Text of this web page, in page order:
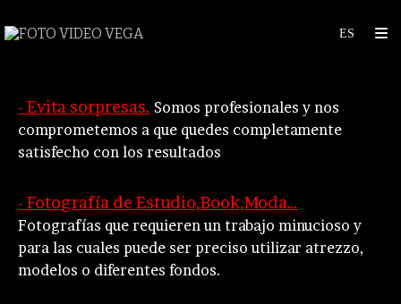
- Evita sorpresas. Somos profesionales y nos
comprometemos a que quedes completamente
satisfecho con los resultados
- Fotografía de Estudio,Book,Moda…
Fotografías que requieren un trabajo minucioso y
para las cuales puede ser preciso utilizar atrezzo,
modelos o diferentes fondos.